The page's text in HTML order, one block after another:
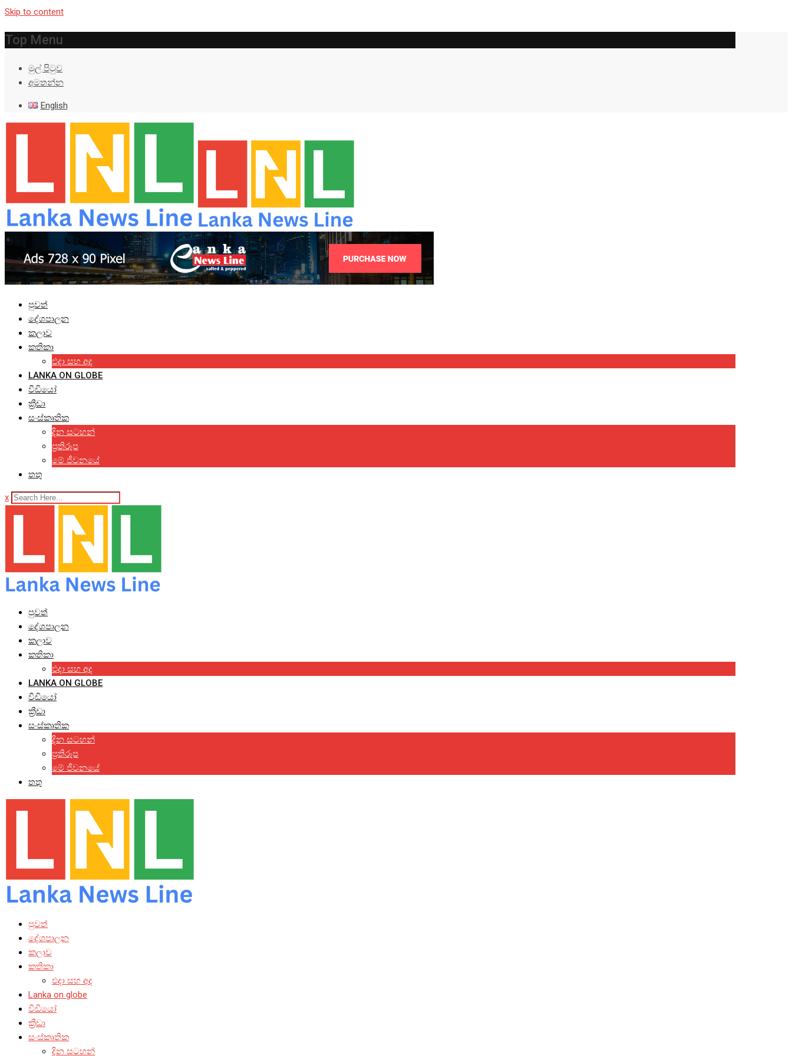
Skip to content
Top Menu
මුල් පිටුව
අමතන්න
English
පුවත්
දේශපාලන
කලාව
කතිකා
එදා සහ අද
LANKA ON GLOBE
වීඩියෝ
ක්‍රීඩා
සංස්කෘතික
දින සටහන්
ප්‍රතිරූප
මේ ජීවනයේ
තතු
x
පුවත්
දේශපාලන
කලාව
කතිකා
එදා සහ අද
LANKA ON GLOBE
වීඩියෝ
ක්‍රීඩා
සංස්කෘතික
දින සටහන්
ප්‍රතිරූප
මේ ජීවනයේ
තතු
පුවත්
දේශපාලන
කලාව
කතිකා
එදා සහ අද
Lanka on globe
වීඩියෝ
ක්‍රීඩා
සංස්කෘතික
දින සටහන්